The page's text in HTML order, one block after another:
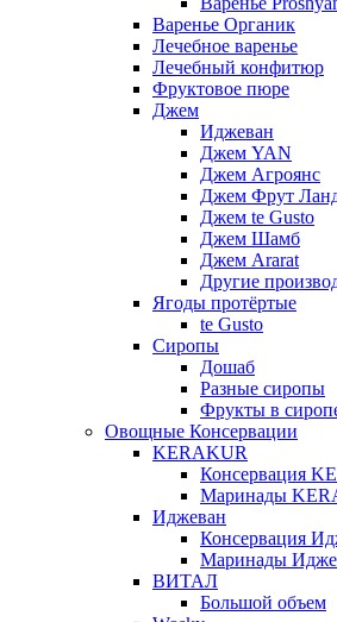
Варенье Органик
Лечебное варенье
Лечебный конфитюр
Фруктовое пюре
Джем
Иджеван
Джем YAN
Джем Агроянс
Джем Фрут
Джем te Gusto
Джем Шамб
Джем Ararat
Другие
Ягоды протёртые
te Gusto
Сиропы
Дошаб
Разные сиропы
Фрукты в
Овощные Консервации
KERAKUR
Консервация
Маринады
Иджеван
Консервация
Маринады
ВИТАЛ
Большой объем